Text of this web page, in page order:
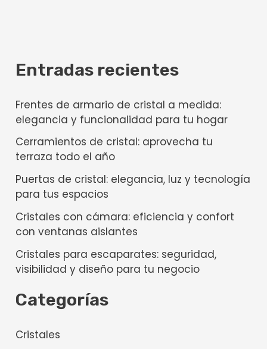
Entradas recientes
Frentes de armario de cristal a medida:
elegancia y funcionalidad para tu hogar
Cerramientos de cristal: aprovecha tu
terraza todo el año
Puertas de cristal: elegancia, luz y tecnología
para tus espacios
Cristales con cámara: eficiencia y confort
con ventanas aislantes
Cristales para escaparates: seguridad,
visibilidad y diseño para tu negocio
Categorías
Cristales